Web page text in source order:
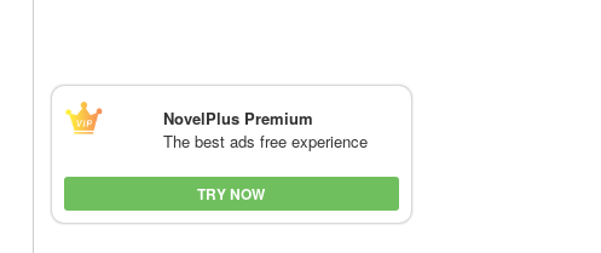
NovelPlus Premium
The best ads free experience
TRY NOW